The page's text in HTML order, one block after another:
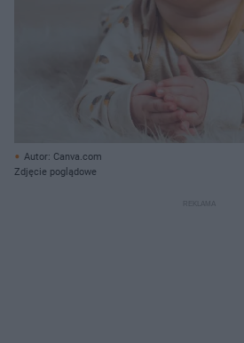
Autor: Canva.com
Zdjęcie poglądowe